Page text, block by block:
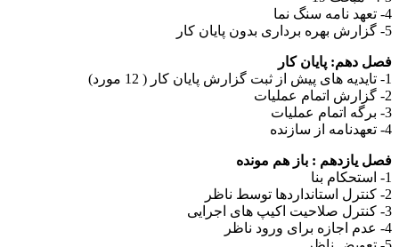
4- تعهد نامه سنگ نما
5- گزارش بهره برداری بدون پایان کار
فصل دهم: پایان کار
1- تایدیه های پیش از ثبت گزارش پایان کار ( 12 مورد)
2- گزارش اتمام عملیات
3- برگه اتمام عملیات
4- تعهدنامه از سازنده
فصل یازدهم : باز هم مونده
1- استحکام بنا
2- کنترل استانداردها توسط ناظر
3- کنترل صلاحیت اکیپ های اجرایی
4- عدم اجازه برای ورود ناظر